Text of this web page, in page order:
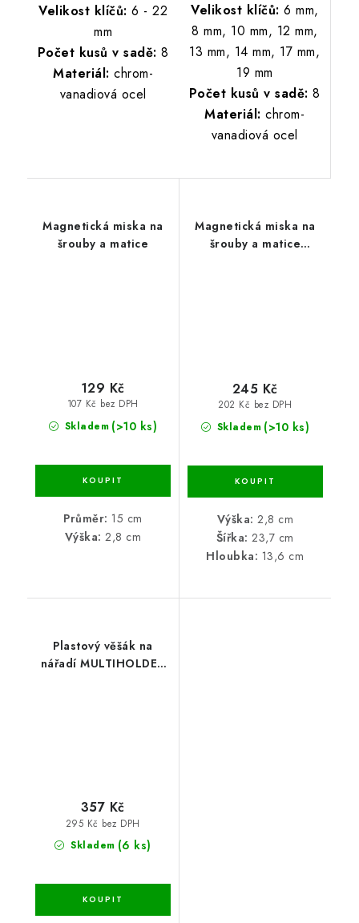
Velikost klíčů: 6 - 22
mm
Počet kusů v sadě: 8
Materiál: chrom-
vanadiová ocel
Velikost klíčů: 6 mm,
8 mm, 10 mm, 12 mm,
13 mm, 14 mm, 17 mm,
19 mm
Počet kusů v sadě: 8
Materiál: chrom-
vanadiová ocel
Magnetická miska na
šrouby a matice
Skladem (>10 ks)
107 Kč bez DPH
129 Kč
Průměr: 15 cm
Výška: 2,8 cm
Magnetická miska na
šrouby a matice
Skladem (>10 ks)
202 Kč bez DPH
245 Kč
Výška: 2,8 cm
Šířka: 23,7 cm
Hloubka: 13,6 cm
Plastový věšák na
nářadí MULTIHOLDER
Skladem (6 ks)
295 Kč bez DPH
357 Kč